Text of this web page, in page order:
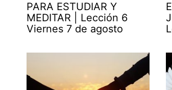
PARA ESTUDIAR Y
MEDITAR | Lección 6
Viernes 7 de agosto